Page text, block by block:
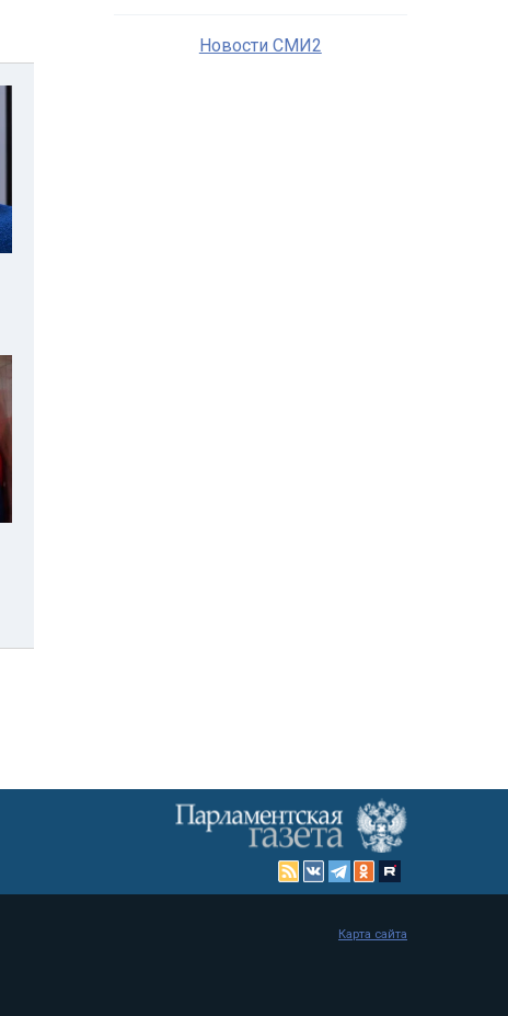
Новости СМИ2
Карта сайта